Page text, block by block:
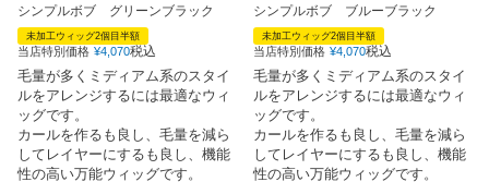
シンプルボブ グリーンブラック
未加工ウィッグ2個目半額
当店特別価格 ¥4,070税込
毛量が多くミディアム系のスタイ
ルをアレンジするには最適なウィ
ッグです。
カールを作るも良し、毛量を減ら
してレイヤーにするも良し、機能
性の高い万能ウィッグです。
シンプルボブ ブルーブラック
未加工ウィッグ2個目半額
当店特別価格 ¥4,070税込
毛量が多くミディアム系のスタイ
ルをアレンジするには最適なウィ
ッグです。
カールを作るも良し、毛量を減ら
してレイヤーにするも良し、機能
性の高い万能ウィッグです。